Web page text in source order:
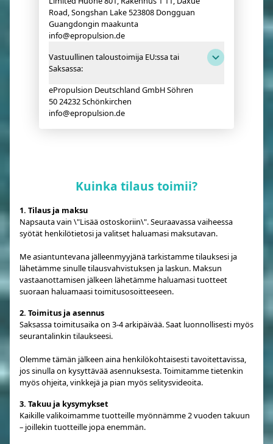
Road, Songshan Lake 523808 Dongguan
Guangdongin maakunta
info@epropulsion.de
Vastuullinen taloustoimija EU:ssa tai
Saksassa:
ePropulsion Deutschland GmbH Söhren
50 24232 Schönkirchen
info@epropulsion.de
Kuinka tilaus toimii?
1. Tilaus ja maksu
Napsauta vain \"Lisää ostoskoriin\". Seuraavassa vaiheessa
syötät henkilötietosi ja valitset haluamasi maksutavan.
Me asiantuntevana jälleenmyyjänä tarkistamme tilauksesi ja
lähetämme sinulle tilausvahvistuksen ja laskun. Maksun
vastaanottamisen jälkeen lähetämme haluamasi tuotteet
suoraan haluamaasi toimitusosoitteeseen.
2. Toimitus ja asennus
Saksassa toimitusaika on 3-4 arkipäivää. Saat luonnollisesti myös
seurantalinkin tilaukseesi.
Olemme tämän jälkeen aina henkilökohtaisesti tavoitettavissa,
jos sinulla on kysyttävää asennuksesta. Toimitamme tietenkin
myös ohjeita, vinkkejä ja pian myös selitysvideoita.
3. Takuu ja kysymykset
Kaikille valikoimamme tuotteille myönnämme 2 vuoden takuun
– joillekin tuotteille jopa enemmän.